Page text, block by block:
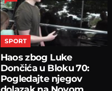
SPORT
Haos zbog Luke
Dončića u Bloku 70:
Pogledajte njegov